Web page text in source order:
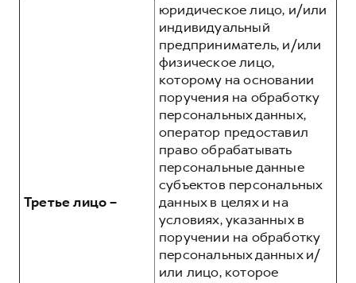
Третье лицо –
юридическое лицо, и/или
индивидуальный
предприниматель, и/или
физическое лицо,
которому на основании
поручения на обработку
персональных данных,
оператор предоставил
право обрабатывать
персональные данные
субъектов персональных
данных в целях и на
условиях, указанных в
поручении на обработку
персональных данных и/
или лицо, которое